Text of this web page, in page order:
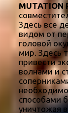
MUTATION
Здесь все
видом от
головой
мир. Здесь
привести
волнами и
способами
уничтожая